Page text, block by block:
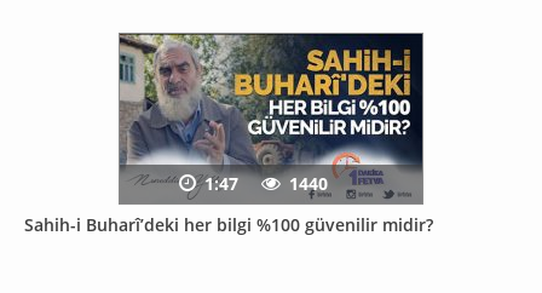
Sahih-i Buharî’deki her bilgi %100 güvenilir midir?
1:47 1440